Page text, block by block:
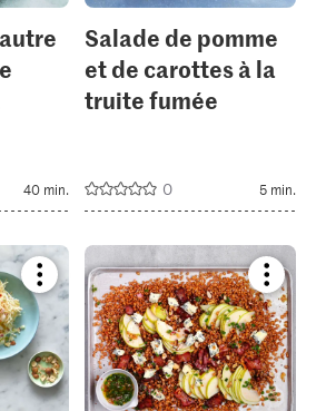
40 min.
Salade de pomme
et de carottes à la
truite fumée
0 5 min.
Bookmark
recipe
or
it
to
your
collections.
recipe
or
add
it
to
your